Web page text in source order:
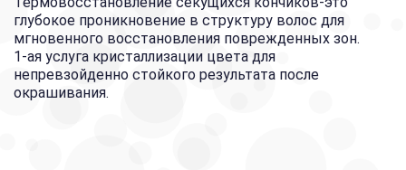
глубокое проникновение в структуру волос для
мгновенного восстановления поврежденных зон.
1-ая услуга кристаллизации цвета для
непревзойденно стойкого результата после
окрашивания.